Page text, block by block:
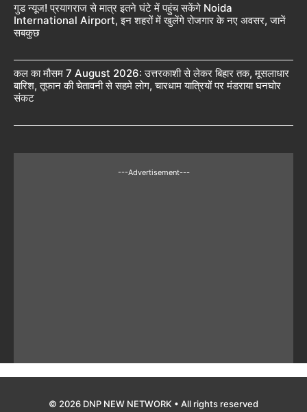
गुड न्यूज! प्रयागराज से मात्र इतने घंटे में पहुंच सकेंगे Noida
International Airport, इन शहरों में खुलेंगे रोजगार के नए अवसर, जानें
सबकुछ
कल का मौसम 7 August 2026: उत्तरकाशी से लेकर बिहार तक, मूसलाधार
बारिश, तूफान की चेतावनी से सहमे लोग, चारधाम यात्रियों पर मंडराया घनघोर
संकट
---Advertisement---
© 2026 DNP NEW NETWORK • All rights reserved